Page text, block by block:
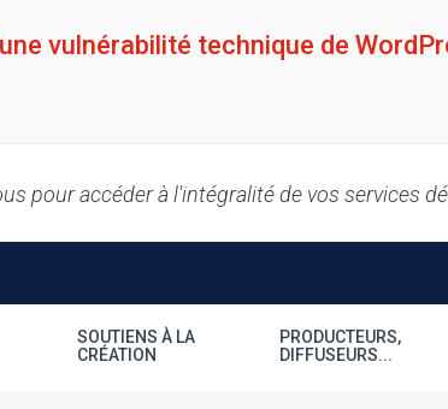
vulnérabilité technique de
pour accéder à l'intégralité de vos services
SOUTIENS À LA
CRÉATION
PRODUCTEURS,
DIFFUSEURS...